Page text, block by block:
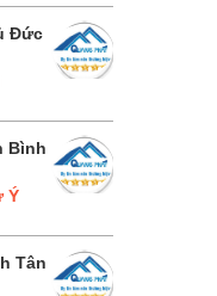
Đức
Bình
Ý
Tân